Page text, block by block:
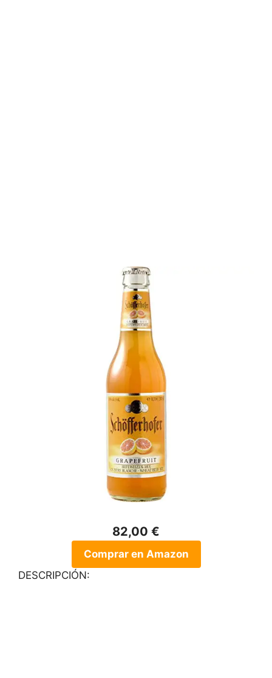
82,00 €
Comprar en Amazon
DESCRIPCIÓN: